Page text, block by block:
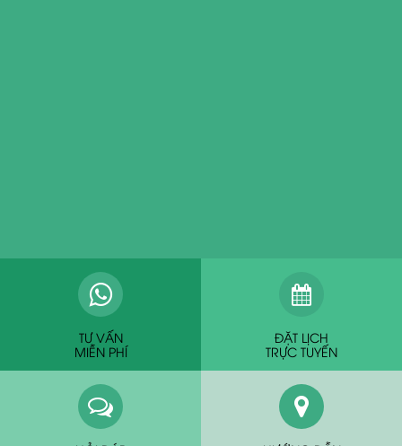
TƯ VẤN
MIỄN PHÍ
ĐẶT LỊCH
TRỰC TUYẾN